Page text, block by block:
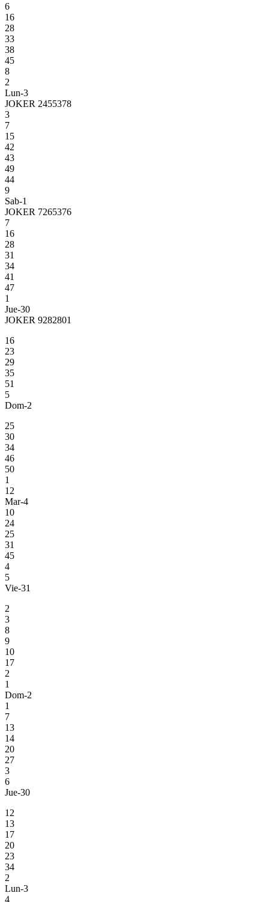
6
16
28
33
38
45
8
2
Lun-3
JOKER 2455378
3
7
15
42
43
49
44
9
Sab-1
JOKER 7265376
7
16
28
31
34
41
47
1
Jue-30
JOKER 9282801
16
23
29
35
51
5
Dom-2
25
30
34
46
50
1
12
Mar-4
10
24
25
31
45
4
5
Vie-31
2
3
8
9
10
17
2
1
Dom-2
1
7
13
14
20
27
3
6
Jue-30
12
13
17
20
23
34
2
Lun-3
4